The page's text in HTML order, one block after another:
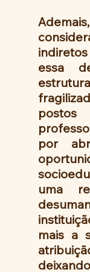
essa
por
uma
mais a